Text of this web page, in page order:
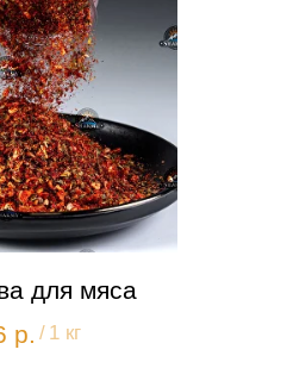
для мяса
р. / 1 кг